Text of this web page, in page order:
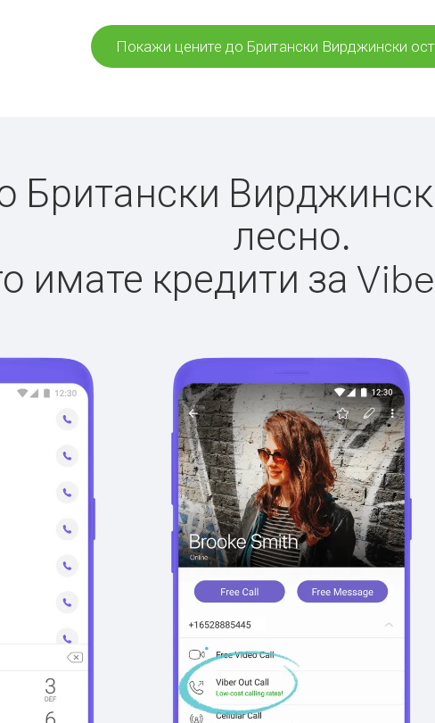
Покажи цените до Британски Вирджински
Британски
лесно.
имате кредити за